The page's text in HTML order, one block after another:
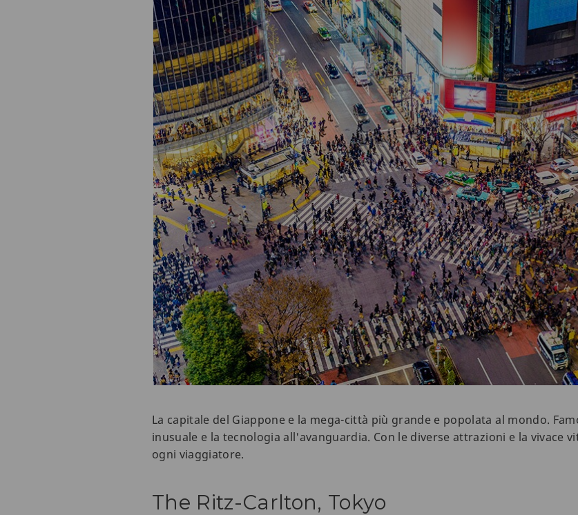
La capitale del Giappone e la mega-città più grande e popolata al mondo.
inusuale e la tecnologia all'avanguardia. Con le diverse attrazioni e la vivace
ogni viaggiatore.
The Ritz-Carlton, Tokyo